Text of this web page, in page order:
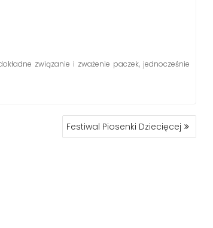
związanie i zważenie paczek, jednocześnie
Festiwal Piosenki Dziecięcej